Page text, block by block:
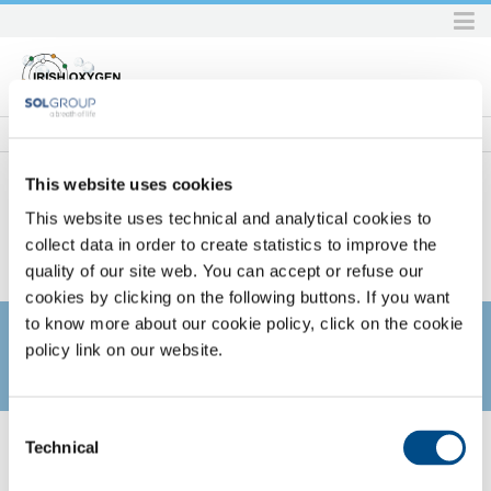
This website uses cookies
This website uses technical and analytical cookies to
collect data in order to create statistics to improve the
quality of our site web. You can accept or refuse our
cookies by clicking on the following buttons. If you want
to know more about our cookie policy, click on the cookie
policy link on our website.
Selection
Technical
to
navigation
Home SOL per la sanità Servizi
Servizi farmaceutici
Corsi di formazione per la clientela
SOL PER LA SANITÀ
Un servizio consolidato che riscuote sempre il gradimento della
clientela. Oggi una proposta differenziata per ciascuna delle